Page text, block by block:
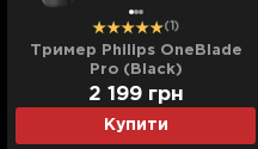
(1)
Тример Philips OneBlade
Pro (Black)
Купити
2 199 грн